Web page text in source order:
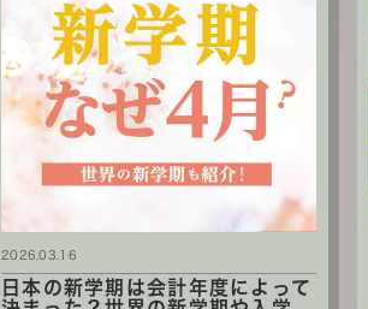
日本の新学期は会計年度によって
2026.03.16